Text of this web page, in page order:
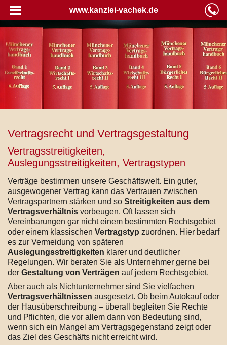
www.kanzlei-vachek.de
Vertragsrecht und Vertragsgestaltung
Vertragsstreitigkeiten,
Auslegungsstreitigkeiten, Vertragstypen
Verträge bestimmen unsere Geschäftswelt. Ein guter,
ausgewogener Vertrag kann das Vertrauen zwischen
Vertragspartnern stärken und so Streitigkeiten aus dem
Vertragsverhältnis vorbeugen. Oft lassen sich
Vereinbarungen gar nicht einem bestimmten Rechtsgebiet
oder einem klassischen Vertragstyp zuordnen. Hier bedarf
es zur Vermeidung von späteren
Auslegungsstreitigkeiten klarer und deutlicher
Regelungen. Wir beraten Sie als Unternehmer gerne bei
der Gestaltung von Verträgen auf jedem Rechtsgebiet.
Aber auch als Nichtunternehmer sind Sie vielfachen
Vertragsverhältnissen ausgesetzt. Ob beim Autokauf oder
der Hausüberschreibung – überall begleiten Sie Rechte
und Pflichten, die vor allem dann von Bedeutung sind,
wenn sich ein Mangel am Vertragsgegenstand zeigt oder
das Ziel des Geschäfts nicht erreicht wird.